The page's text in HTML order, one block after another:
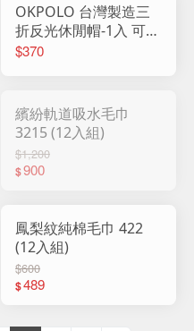
OKPOLO 台灣製造三
折反光休閒帽-1入 可折
疊收納 帽子 鴨舌帽 棒
$370
繽紛軌道吸水毛巾
3215 (12入組)
$1,200
$900
鳳梨紋純棉毛巾 422
(12入組)
$600
$489